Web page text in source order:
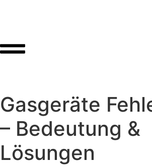
Gasgeräte
– Bedeutung &
Lösungen